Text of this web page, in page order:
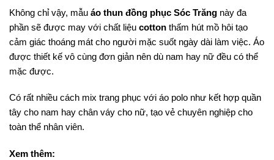
Không chỉ vậy, mẫu áo thun đồng phục Sóc Trăng này đa
phần sẽ được may với chất liệu cotton thấm hút mồ hôi tạo
cảm giác thoáng mát cho người mặc suốt ngày dài làm việc. Áo
được thiết kế vô cùng đơn giản nên dù nam hay nữ đều có thể
mặc được.
Có rất nhiều cách mix trang phục với áo polo như kết hợp quần
tây cho nam hay chân váy cho nữ, tạo vẻ chuyên nghiệp cho
toàn thể nhân viên.
Xem thêm: